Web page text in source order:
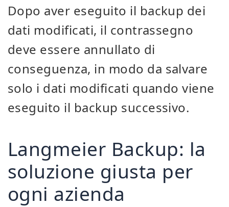
Dopo aver eseguito il backup dei
dati modificati, il contrassegno
deve essere annullato di
conseguenza, in modo da salvare
solo i dati modificati quando viene
eseguito il backup successivo.
Langmeier Backup: la
soluzione giusta per
ogni azienda